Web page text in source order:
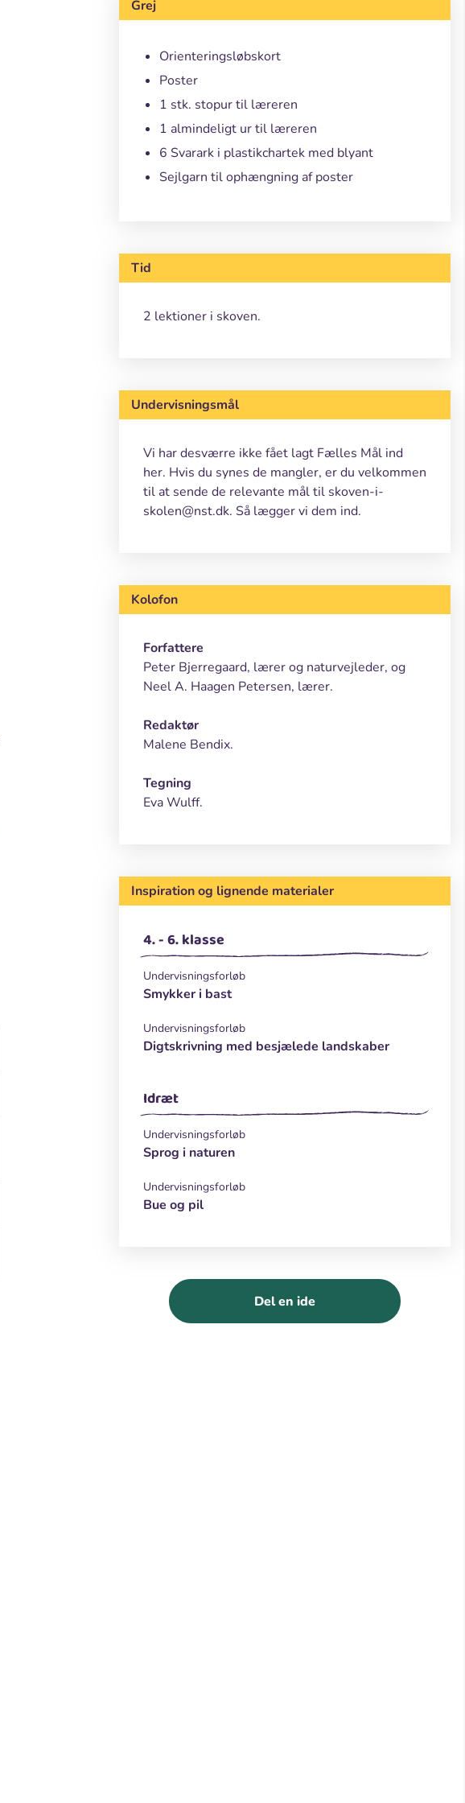
Grej
Orienteringsløbskort
Poster
1 stk. stopur til læreren
1 almindeligt ur til læreren
6 Svarark i plastikchartek med blyant
Sejlgarn til ophængning af poster
Tid
2 lektioner i skoven.
Undervisningsmål
Vi har desværre ikke fået lagt Fælles Mål ind
her. Hvis du synes de mangler, er du velkommen
til at sende de relevante mål til skoven-i-
skolen@nst.dk. Så lægger vi dem ind.
Kolofon
Forfattere
Peter Bjerregaard, lærer og naturvejleder, og
Neel A. Haagen Petersen, lærer.
Redaktør
Malene Bendix.
Tegning
Eva Wulff.
Inspiration og lignende materialer
4. - 6. klasse
Undervisningsforløb
Smykker i bast
Undervisningsforløb
Digtskrivning med besjælede landskaber
Idræt
Undervisningsforløb
Sprog i naturen
Undervisningsforløb
Bue og pil
Del en ide